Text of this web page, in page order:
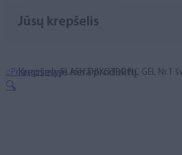
Jūsų krepšelis
Krepšelyje nėra produktų.
⌂ PriauginimasFLASH THIXOTROPIC GEL
🔍